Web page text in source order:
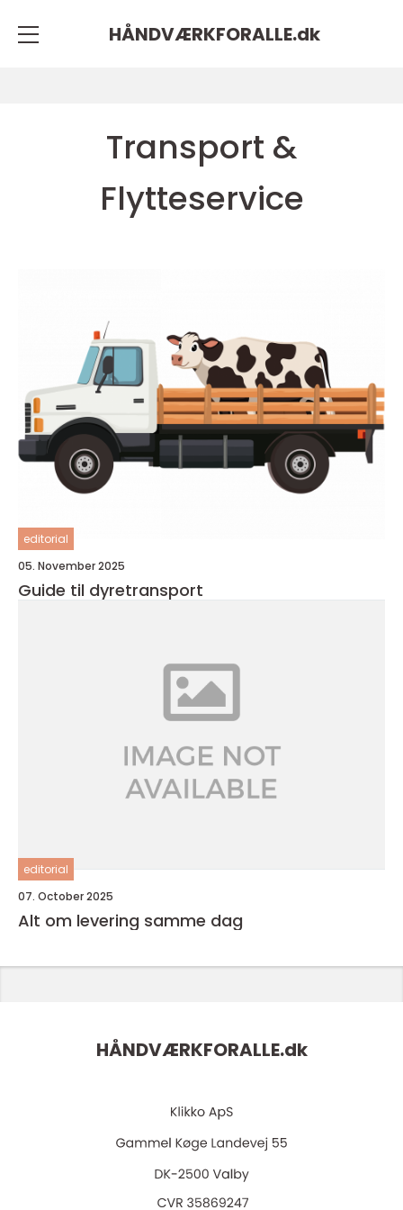
HÅNDVÆRKFORALLE.dk
Transport &
Flytteservice
editorial
05. November 2025
Guide til dyretransport
editorial
07. October 2025
Alt om levering samme dag
HÅNDVÆRKFORALLE.dk